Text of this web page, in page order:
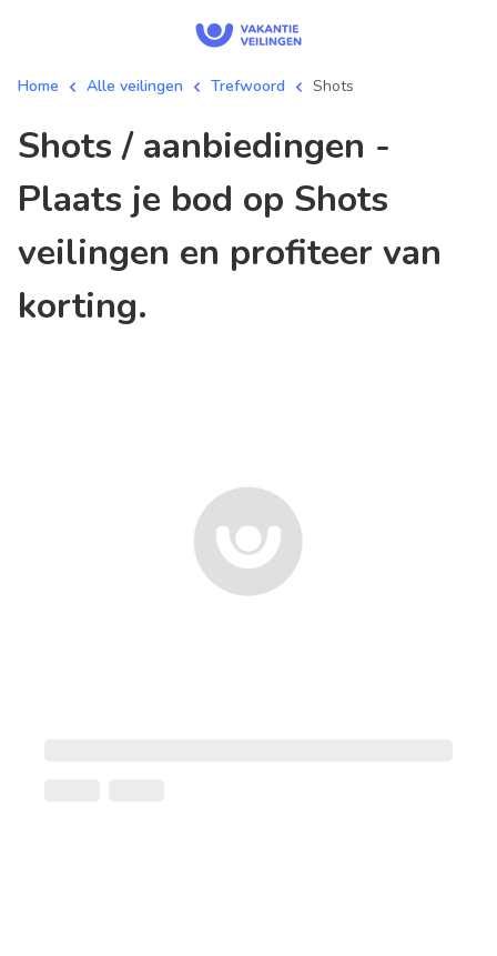
Home Alle veilingen Trefwoord Shots
Shots / aanbiedingen -
Plaats je bod op Shots
veilingen en profiteer van
korting.